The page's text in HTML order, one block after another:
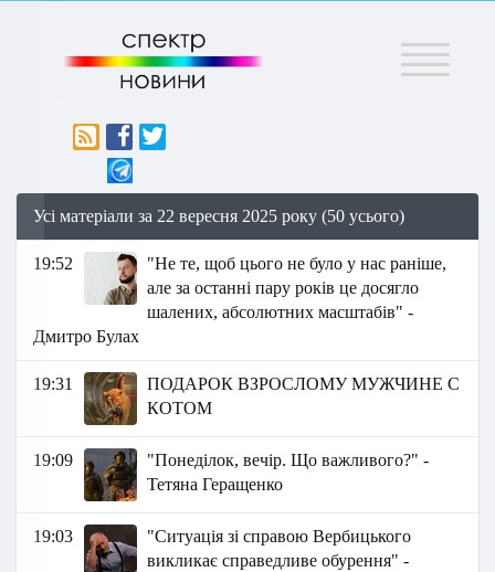
Меню
Усі матеріали за 22 вересня 2025 року (50 усього)
19:52
"Не те, щоб цього не було у нас раніше,
але за останні пару років це досягло
шалених, абсолютних масштабів" -
Дмитро Булах
19:31
ПОДAPOК ВЗPOСЛOМУ МУЖЧИНE C
КOТОМ
19:09
"Понеділок, вечір. Що важливого?" -
Тетяна Геращенко
19:03
"Ситуація зі справою Вербицького
викликає справедливе обурення" -